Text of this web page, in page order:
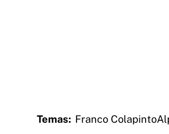
Temas: Franco Colapinto